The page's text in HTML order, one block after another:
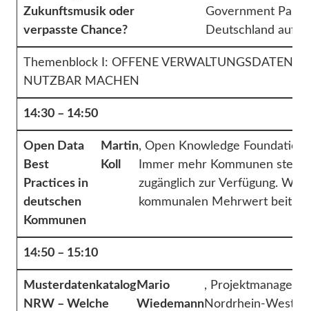
Zukunftsmusik oder
verpasste Chance?
Government
Deutschland auf
Themenblock I: OFFENE VERWALTUNGSDATEN
NUTZBAR MACHEN
14:30 – 14:50
Open Data
Best
Practices in
deutschen
Kommunen
Martin
Koll
, Open Knowledge Foundation
Immer mehr Kommunen
zugänglich zur Verfügung.
kommunalen Mehrwert
14:50 – 15:10
Musterdatenkatalog
NRW – Welche
Mario
Wiedemann
, Projektmanager
Nordrhein-